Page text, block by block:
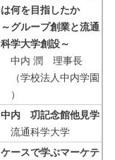
は何を目指したか
～グループ創業と流通
科学大学創設～
中内 潤 理事長
（学校法人中内学園
）
中内 㓛記念館他見学
流通科学大学
ケースで学ぶマーケテ